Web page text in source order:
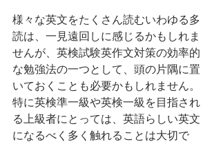
様々な英文をたくさん読むいわゆる多
読は、一見遠回しに感じるかもしれま
せんが、英検試験英作文対策の効率的
な勉強法の一つとして、頭の片隅に置
いておくことも必要かもしれません。
特に英検準一級や英検一級を目指され
る上級者にとっては、英語らしい英文
になるべく多く触れることは大切で